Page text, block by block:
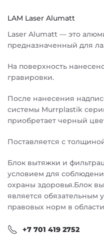
LAM Laser Alumatt
Laser Alumatt — это
предназначенный для
На поверхность
гравировки.
После нанесения
системы Murrplastik
приобретает черный
Поставляется с
Блок вытяжки и
условием для
охраны здоровья.Блок
является обязательным
правовых норм в
+7 701 419 2752